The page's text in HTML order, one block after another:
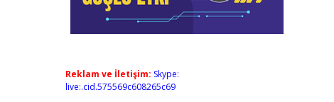
Reklam ve İletişim: Skype:
live:.cid.575569c608265c69